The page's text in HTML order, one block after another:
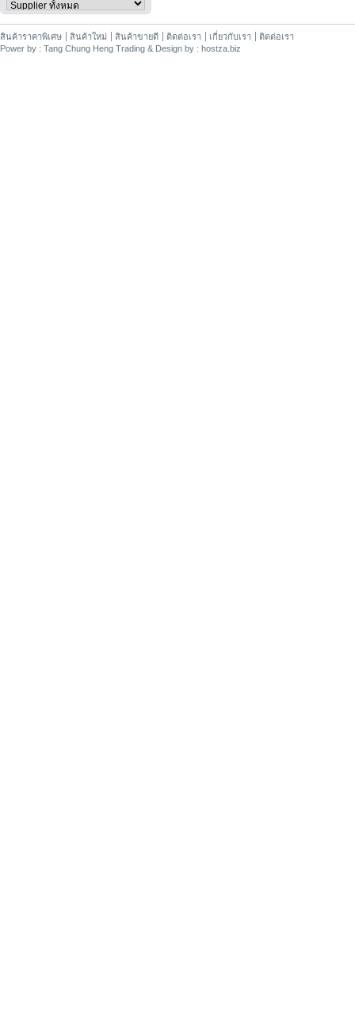
สินค้าราคาพิเศษ สินค้าใหม่ สินค้าขายดี ติดต่อเรา เกี่ยวกับเรา
ติดต่อเรา
Power by : Tang Chung Heng Trading & Design by : hostza.biz